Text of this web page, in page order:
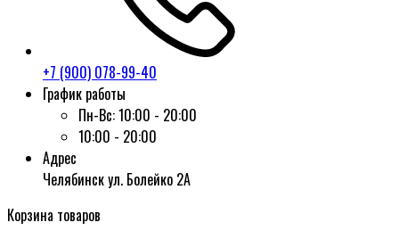
+7 (900) 078-99-40
График работы
Пн-Вс:10:00 - 20:00
10:00 - 20:00
Адрес
Челябинск ул. Болейко 2А
Корзина товаров